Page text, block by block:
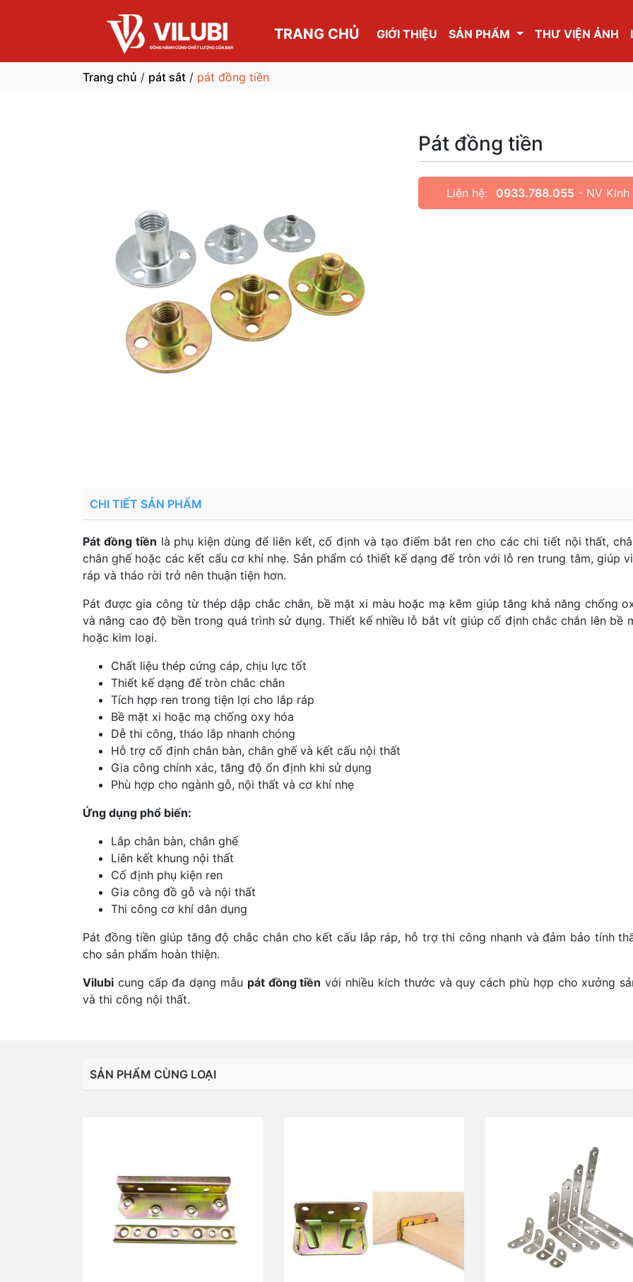
TRANG CHỦ GIỚI THIỆU SẢN PHẨM THƯ VIỆN ẢNH
Trang chủ / pát sắt / pát đồng tiền
Pát đồng tiền
Liên hệ: 0933.788.055 - NV Kinh
CHI TIẾT SẢN PHẨM
Pát đồng tiền là phụ kiện dùng để liên kết, cố định và tạo điểm bắt ren cho các chi tiết nội thất,
chân ghế hoặc các kết cấu cơ khí nhẹ. Sản phẩm có thiết kế dạng đế tròn với lỗ ren trung tâm, giúp
ráp và tháo rời trở nên thuận tiện hơn.
Pát được gia công từ thép dập chắc chắn, bề mặt xi màu hoặc mạ kẽm giúp tăng khả năng chống
và nâng cao độ bền trong quá trình sử dụng. Thiết kế nhiều lỗ bắt vít giúp cố định chắc chắn lên bề
hoặc kim loại.
Chất liệu thép cứng cáp, chịu lực tốt
Thiết kế dạng đế tròn chắc chắn
Tích hợp ren trong tiện lợi cho lắp ráp
Bề mặt xi hoặc mạ chống oxy hóa
Dễ thi công, tháo lắp nhanh chóng
Hỗ trợ cố định chân bàn, chân ghế và kết cấu nội thất
Gia công chính xác, tăng độ ổn định khi sử dụng
Phù hợp cho ngành gỗ, nội thất và cơ khí nhẹ
Ứng dụng phổ biến:
Lắp chân bàn, chân ghế
Liên kết khung nội thất
Cố định phụ kiện ren
Gia công đồ gỗ và nội thất
Thi công cơ khí dân dụng
Pát đồng tiền giúp tăng độ chắc chắn cho kết cấu lắp ráp, hỗ trợ thi công nhanh và đảm bảo tính
cho sản phẩm hoàn thiện.
Vilubi cung cấp đa dạng mẫu pát đồng tiền với nhiều kích thước và quy cách phù hợp cho xưởng
và thi công nội thất.
SẢN PHẨM CÙNG LOẠI